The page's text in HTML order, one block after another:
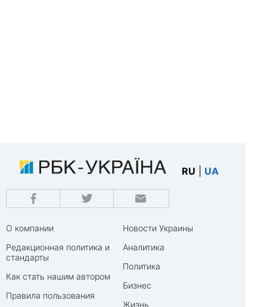
RU UA
О компании
Редакционная политика и
стандарты
Как стать нашим автором
Правила пользования
Новости Украины
Аналитика
Политика
Бизнес
Жизнь